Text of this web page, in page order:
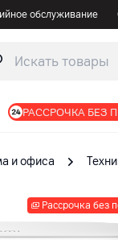
обслуживание
РАССРОЧКА БЕЗ
и офиса
Рассрочка без